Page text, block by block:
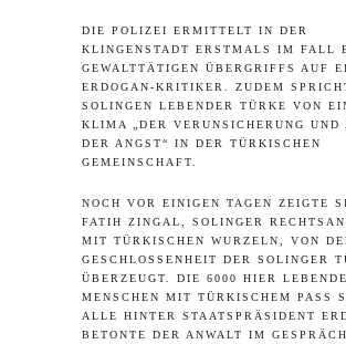
DIE POLIZEI ERMITTELT IN DER
KLINGENSTADT ERSTMALS IM FALL
GEWALTTÄTIGEN ÜBERGRIFFS AUF
ERDOGAN-KRITIKER. ZUDEM
SOLINGEN LEBENDER TÜRKE VON
KLIMA „DER VERUNSICHERUNG UND
DER ANGST“ IN DER TÜRKISCHEN
GEMEINSCHAFT.
NOCH VOR EINIGEN TAGEN ZEIGTE
FATIH ZINGAL, SOLINGER
MIT TÜRKISCHEN WURZELN, VON
GESCHLOSSENHEIT DER SOLINGER
ÜBERZEUGT. DIE 6000 HIER
MENSCHEN MIT TÜRKISCHEM PASS
ALLE HINTER STAATSPRÄSIDENT
BETONTE DER ANWALT IM